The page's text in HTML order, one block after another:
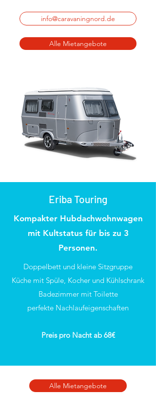
info@caravaningnord.de
Alle Mietangebote
Eriba Touring
Kompakter Hubdachwohnwagen
mit Kultstatus für bis zu 3
Personen.
Doppelbett und kleine Sitzgruppe
Küche mit Spüle, Kocher und Kühlschrank
Badezimmer mit Toilette
perfekte Nachlaufeigenschaften
Preis pro Nacht ab 68€
Alle Mietangebote